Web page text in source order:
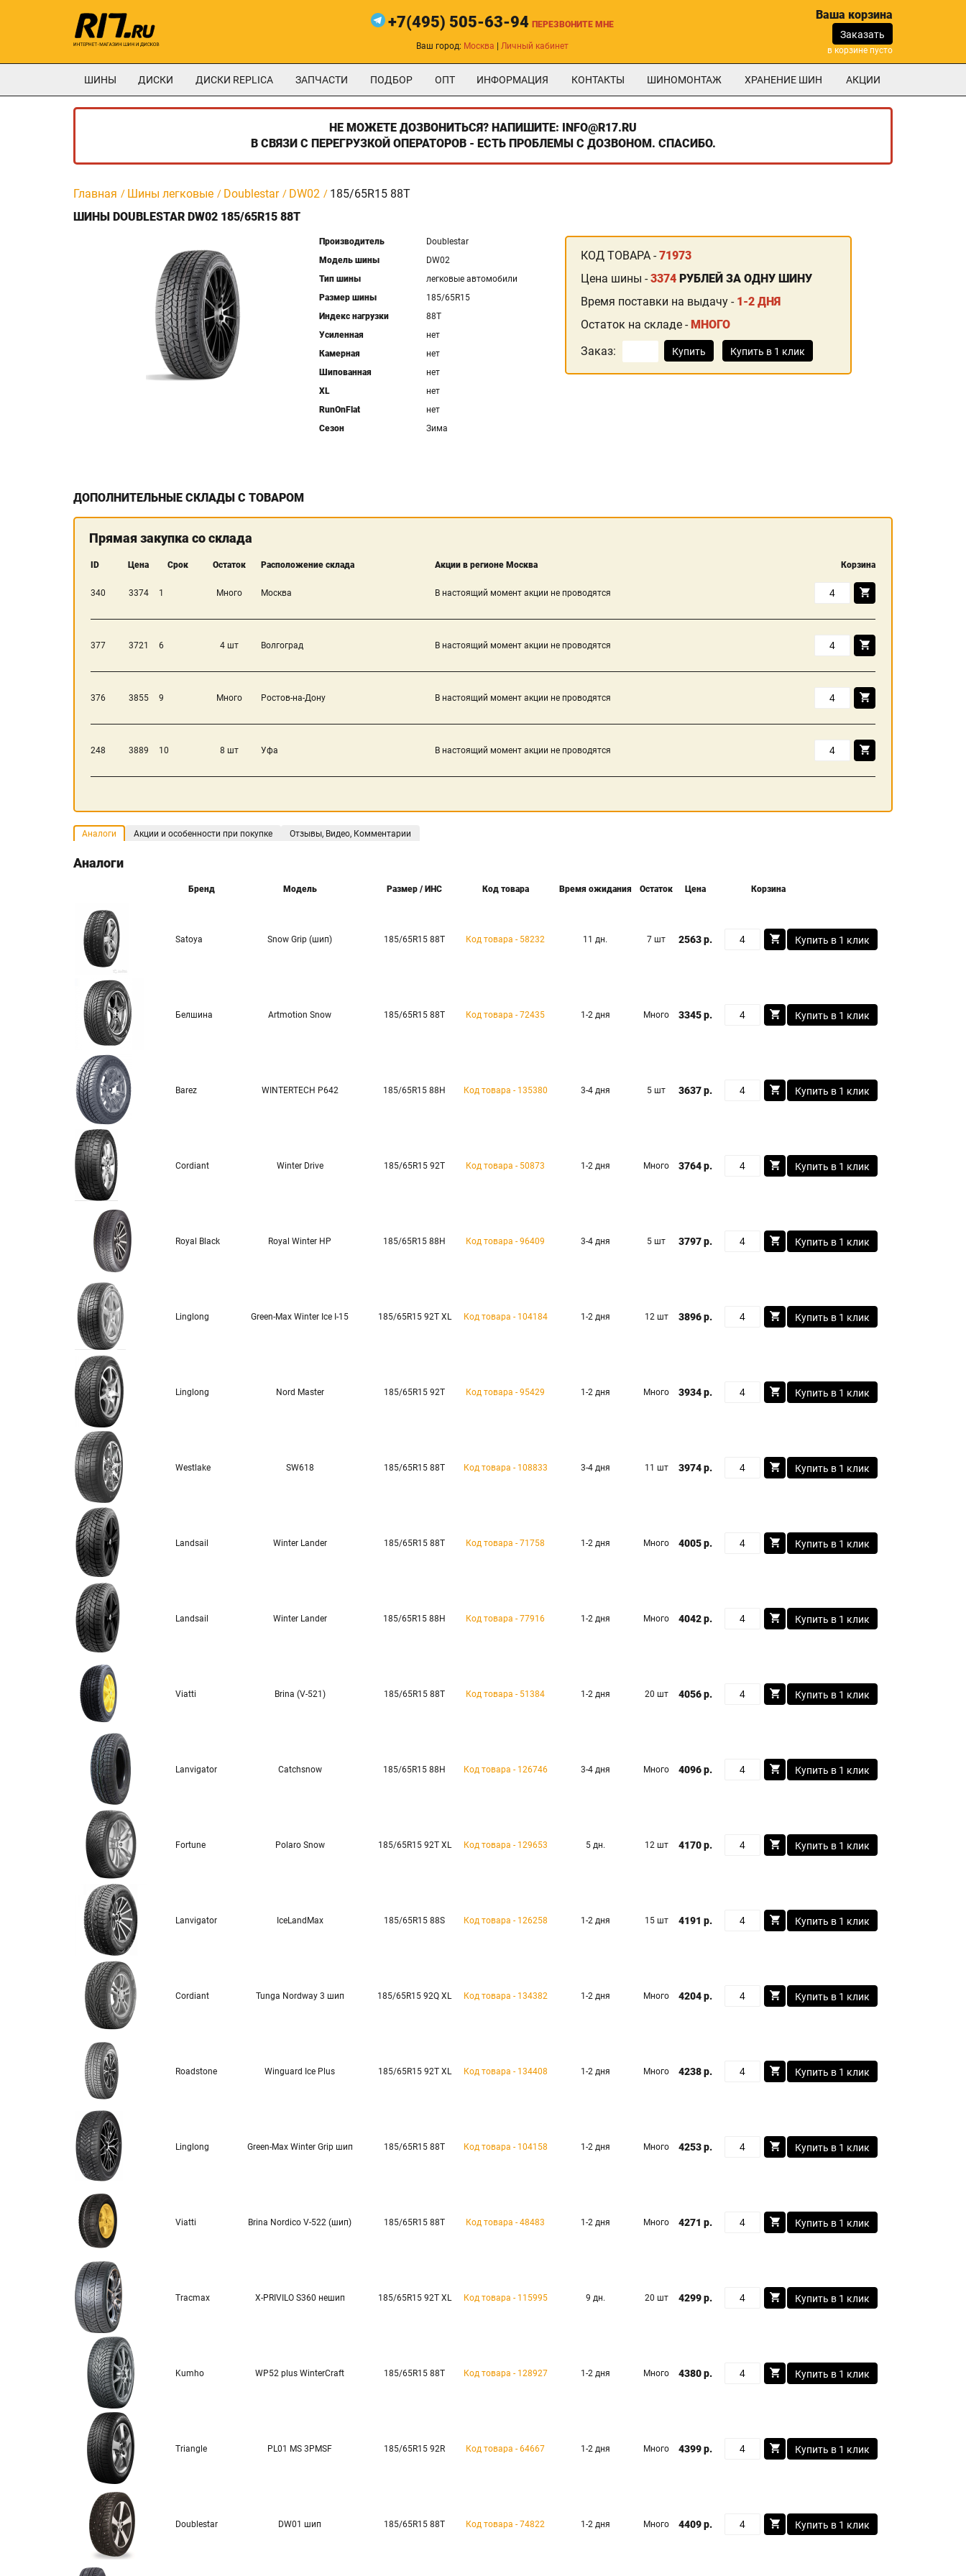
+7(495) 505-63-94 ПЕРЕЗВОНИТЕ МНЕ
Ваш город: Москва Личный кабинет
Ваша корзина
Заказать
в корзине пусто
ШИНЫ ДИСКИ ДИСКИ REPLICA ЗАПЧАСТИ ПОДБОР ОПТ ИНФОРМАЦИЯ КОНТАКТЫ ШИНОМОНТАЖ ХРАНЕНИЕ ШИН АКЦИИ
НЕ МОЖЕТЕ ДОЗВОНИТЬСЯ? НАПИШИТЕ: INFO@R17.RU
В СВЯЗИ С ПЕРЕГРУЗКОЙ ОПЕРАТОРОВ - ЕСТЬ ПРОБЛЕМЫ С ДОЗВОНОМ. СПАСИБО.
Главная Шины легковые Doublestar DW02
185/65R15 88T
ШИНЫ DOUBLESTAR DW02 185/65R15 88T
Производитель
Doublestar
Модель шины
DW02
Тип шины
легковые автомобили
Размер шины
185/65R15
Индекс нагрузки
88T
Усиленная
нет
Камерная
нет
Шипованная
нет
XL
нет
RunOnFlat
нет
Сезон
Зима
КОД ТОВАРА -71973
Цена шины -3374 РУБЛЕЙ ЗА ОДНУ ШИНУ
Время поставки на выдачу - 1-2 ДНЯ
Остаток на складе -МНОГО
Заказ:
Купить Купить в 1 клик
ДОПОЛНИТЕЛЬНЫЕ СКЛАДЫ С ТОВАРОМ
Прямая закупка со склада
ID Цена Срок Остаток Расположение склада Акции в регионе Москва Корзина
340 3374 1 Много Москва В настоящий момент акции не проводятся
377 3721 6 4 шт Волгоград В настоящий момент акции не проводятся
376 3855 9 Много Ростов-на-Дону В настоящий момент акции не проводятся
248 3889 10 8 шт Уфа В настоящий момент акции не проводятся
Аналоги Акции и особенности при покупке Отзывы, Видео, Комментарии
Аналоги
Бренд Модель Размер / ИНС Код товара Время ожидания Остаток Цена Корзина
Satoya Snow Grip (шип) 185/65R15 88T Код товара - 58232 11 дн. 7 шт 2563 р. Купить в 1 клик
Белшина Artmotion Snow 185/65R15 88T Код товара - 72435 1-2 дня Много 3345 р. Купить в 1 клик
Barez WINTERTECH P642 185/65R15 88H Код товара - 135380 3-4 дня 5 шт 3637 р. Купить в 1 клик
Cordiant Winter Drive 185/65R15 92T Код товара - 50873 1-2 дня Много 3764 р. Купить в 1 клик
Royal Black Royal Winter HP 185/65R15 88H Код товара - 96409 3-4 дня 5 шт 3797 р. Купить в 1 клик
Linglong Green-Max Winter Ice I-15 185/65R15 92T XL Код товара - 104184 1-2 дня 12 шт 3896 р. Купить в 1 клик
Linglong Nord Master 185/65R15 92T Код товара - 95429 1-2 дня Много 3934 р. Купить в 1 клик
Westlake SW618 185/65R15 88T Код товара - 108833 3-4 дня 11 шт 3974 р. Купить в 1 клик
Landsail Winter Lander 185/65R15 88T Код товара - 71758 1-2 дня Много 4005 р. Купить в 1 клик
Landsail Winter Lander 185/65R15 88H Код товара - 77916 1-2 дня Много 4042 р. Купить в 1 клик
Viatti Brina (V-521) 185/65R15 88T Код товара - 51384 1-2 дня 20 шт 4056 р. Купить в 1 клик
Lanvigator Catchsnow 185/65R15 88H Код товара - 126746 3-4 дня Много 4096 р. Купить в 1 клик
Fortune Polaro Snow 185/65R15 92T XL Код товара - 129653 5 дн. 12 шт 4170 р. Купить в 1 клик
Lanvigator IceLandMax 185/65R15 88S Код товара - 126258 1-2 дня 15 шт 4191 р. Купить в 1 клик
Cordiant Tunga Nordway 3 шип 185/65R15 92Q XL Код товара - 134382 1-2 дня Много 4204 р. Купить в 1 клик
Roadstone Winguard Ice Plus 185/65R15 92T XL Код товара - 134408 1-2 дня Много 4238 р. Купить в 1 клик
Linglong Green-Max Winter Grip шип 185/65R15 88T Код товара - 104158 1-2 дня Много 4253 р. Купить в 1 клик
Viatti Brina Nordico V-522 (шип) 185/65R15 88T Код товара - 48483 1-2 дня Много 4271 р. Купить в 1 клик
Tracmax X-PRIVILO S360 нешип 185/65R15 92T XL Код товара - 115995 9 дн. 20 шт 4299 р. Купить в 1 клик
Kumho WP52 plus WinterCraft 185/65R15 88T Код товара - 128927 1-2 дня Много 4380 р. Купить в 1 клик
Triangle PL01 MS 3PMSF 185/65R15 92R Код товара - 64667 1-2 дня Много 4399 р. Купить в 1 клик
Doublestar DW01 шип 185/65R15 88T Код товара - 74822 1-2 дня Много 4409 р. Купить в 1 клик